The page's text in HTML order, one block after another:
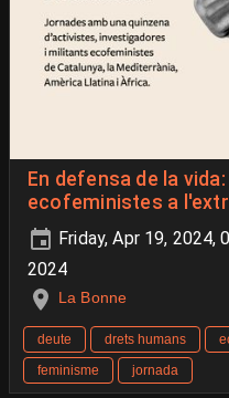
En defensa de la
ecofeministes a
Friday, Apr 19,
2024
La Bonne
deute drets humans
feminisme
jornada